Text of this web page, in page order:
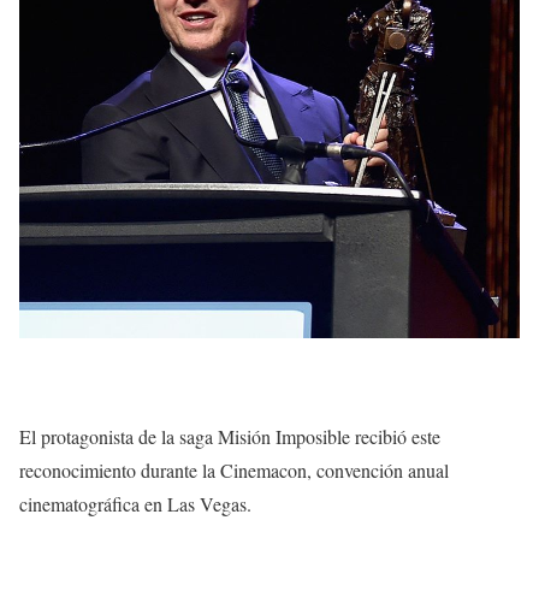
El protagonista de la saga Misión Imposible recibió este
reconocimiento durante la Cinemacon, convención anual
cinematográfica en Las Vegas.